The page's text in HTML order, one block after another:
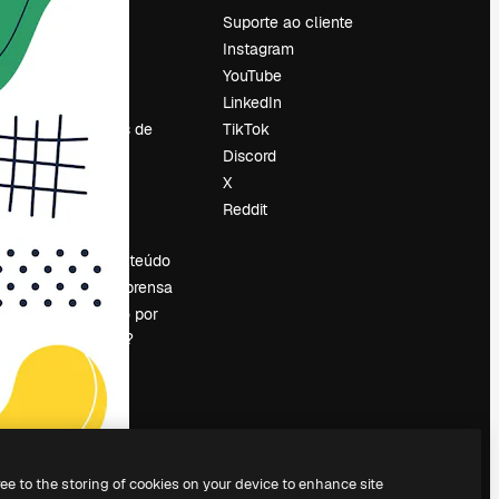
Tendências de
pesquisa
Blog
Eventos
Vender conteúdo
Sala de imprensa
Procurando por
magnific.ai?
Suporte ao cliente
Instagram
YouTube
LinkedIn
TikTok
Discord
X
Reddit
to the storing of cookies on your device to enhance site